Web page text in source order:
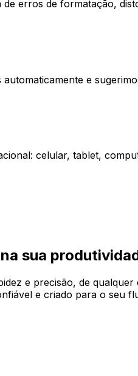
erros de formatação,
e
celular, tablet,
sua
e precisão, de
e criado para o seu